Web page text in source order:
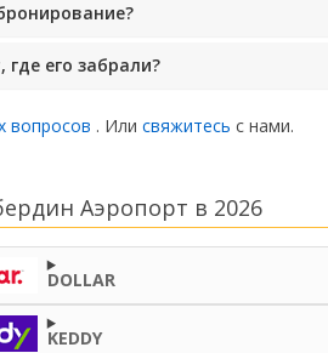
его забрали?
вопросов . Или свяжитесь с нами.
Аэропорт в 2026
DOLLAR
KEDDY